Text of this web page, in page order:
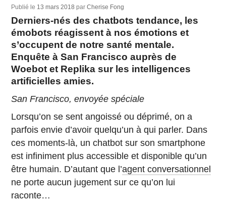
Publié le 13 mars 2018parCherise Fong
Derniers-nés des chatbots tendance, les
émobots réagissent à nos émotions et
s’occupent de notre santé mentale.
Enquête à San Francisco auprès de
Woebot et Replika sur les intelligences
artificielles amies.
San Francisco, envoyée spéciale
Lorsqu’on se sent angoissé ou déprimé, on a
parfois envie d’avoir quelqu’un à qui parler. Dans
ces moments-là, un chatbot sur son smartphone
est infiniment plus accessible et disponible qu’un
être humain. D’autant que l’agent conversationnel
ne porte aucun jugement sur ce qu’on lui
raconte…